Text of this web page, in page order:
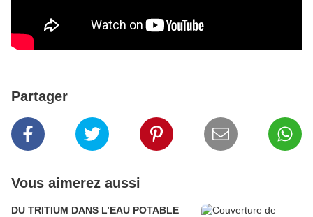
Partager
Vous aimerez aussi
DU TRITIUM DANS L’EAU POTABLE